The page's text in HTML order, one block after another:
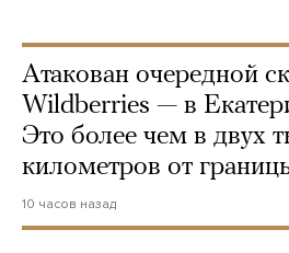
Атакован очередной
Wildberries — в
Это более чем в двух
километров от
10 часов назад